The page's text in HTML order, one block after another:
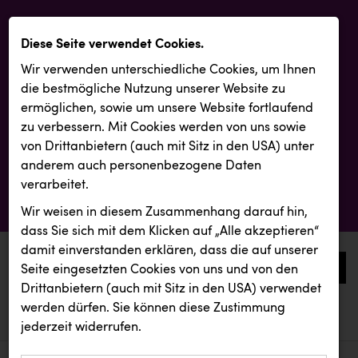
0
aktuelle aussendungen
aktuelle aussendungen
Diese Seite verwendet Cookies.
Wir verwenden unterschiedliche Cookies, um Ihnen
die best­mögliche Nutzung unserer Website zu
ermöglichen, sowie um unsere Website fortlaufend
zu verbessern. Mit Cookies werden von uns sowie
von Drittanbietern (auch mit Sitz in den USA) unter
anderem auch personenbezogene Daten
verarbeitet.
Wir weisen in diesem Zusammenhang darauf hin,
dass Sie sich mit dem Klicken auf „Alle akzeptieren“
damit ein­ver­standen erklären, dass die auf unserer
Seite eingesetzten Cookies von uns und von den
Drittanbietern (auch mit Sitz in den USA) verwendet
werden dürfen. Sie können diese Zustimmung
jederzeit widerrufen.